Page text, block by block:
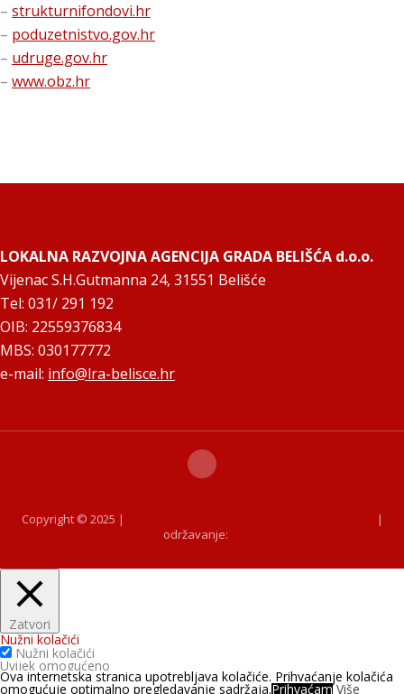
– strukturnifondovi.hr
– poduzetnistvo.gov.hr
– udruge.gov.hr
– www.obz.hr
LOKALNA RAZVOJNA AGENCIJA GRADA BELIŠĆA d.o.o.
Vijenac S.H.Gutmanna 24, 31551 Belišće
Tel: 031/ 291 192
OIB: 22559376834
MBS: 030177772
e-mail: info@lra-belisce.hr
Copyright © 2025 |
|
održavanje:
Ova internetska stranica upotrebljava kolačiće. Prihvaćanje kolačića
omogućuje optimalno pregledavanje sadržaja.Prihvaćam Više
Zatvori
Nužni kolačići
Nužni kolačići
Uvijek omogućeno